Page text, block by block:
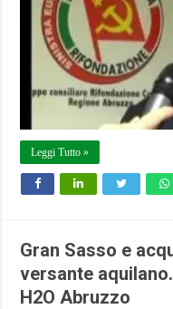
Leggi Tutto »
Gran Sasso e
versante
H2O Abruzzo